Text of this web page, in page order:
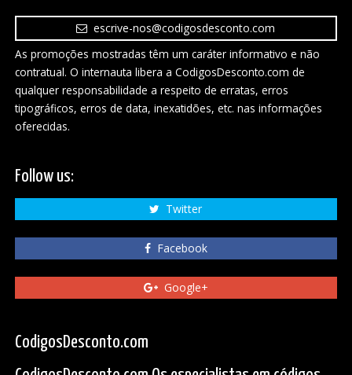
escrive-nos@codigosdesconto.com
As promoções mostradas têm um caráter informativo e não
contratual. O internauta libera a CodigosDesconto.com de
qualquer responsabilidade a respeito de erratas, erros
tipográficos, erros de data, inexatidões, etc. nas informações
oferecidas.
Follow us:
Twitter
Facebook
Google+
CodigosDesconto.com